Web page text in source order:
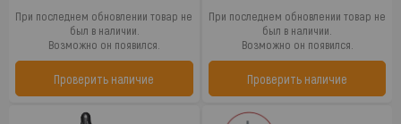
При последнем обновлении товар не
был в наличии.
Возможно он появился.
Проверить наличие
При последнем обновлении товар не
был в наличии.
Возможно он появился.
Проверить наличие